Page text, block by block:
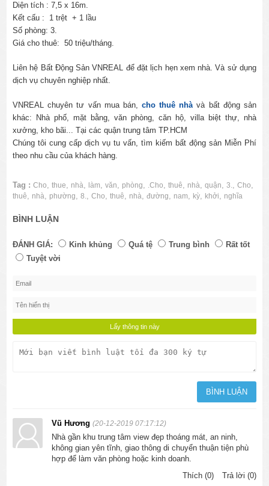
Diện tích : 7,5 x 16m.
Kết cấu : 1 trệt + 1 lầu
Số phòng: 3.
Giá cho thuê: 50 triệu/tháng.
Liên hệ Bất Động Sản VNREAL để đặt lịch hẹn xem nhà. Và sử dụng
dịch vụ chuyên nghiệp nhất.
VNREAL chuyên tư vấn mua bán, cho thuê nhà và bất động sản
khác: Nhà phố, mặt bằng, văn phòng, căn hộ, villa biệt thự, nhà
xưởng, kho bãi... Tại các quận trung tâm TP.HCM
Chúng tôi cung cấp dịch vụ tu vấn, tìm kiếm bất động sản Miễn Phí
theo nhu cầu của khách hàng.
Tag : Cho,thue, nhà, làm,văn, phòng, .Cho,thuê, nhà,quận,3.,Cho,
thuê, nhà, phường,8.,Cho,thuê, nhà,đường, nam, kỳ, khởi, nghĩa
BÌNH LUẬN
ĐÁNH GIÁ: Kinh khủng Quá tệ Trung bình
Rất tốt
Tuyệt vời
Vũ Hương(20-12-2019 07:17:12)
Nhà gần khu trung tâm view đẹp thoáng mát, an ninh,
không gian yên tĩnh, giao thông di chuyển thuận tiện phù
hợp để làm văn phòng hoặc kinh doanh.
Thích (0)
Trả lời (0)